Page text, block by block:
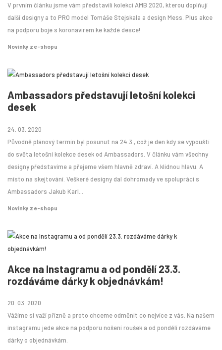
V prvním článku jsme vám představili kolekci AMB 2020, kterou doplňují
další designy a to PRO model Tomáše Stejskala a design Mess. Plus akce
na podporu boje s koronavirem ke každé desce!
Novinky z e-shopu
Ambassadors představují letošní kolekci
desek
24. 03. 2020
Původně plánový termín byl posunut na 24.3., což je den kdy se vypouští
do světa letošní kolekce desek od Ambassadors. V článku vám všechny
designy představíme a přejeme všem hlavně zdraví. A klidnou hlavu. A
místo na skejtování. Veškeré designy dal dohromady ve spolupráci s
Ambassadors Jakub Karl...
Novinky z e-shopu
Akce na Instagramu a od pondělí 23.3.
rozdáváme dárky k objednávkám!
20. 03. 2020
Vážíme si važí přízně a proto chceme odměnit co nejvíce z vás. Na našem
instagramu jede akce na podporu nošení roušek a od pondělí rozdáváme
dárky o objednávkám.